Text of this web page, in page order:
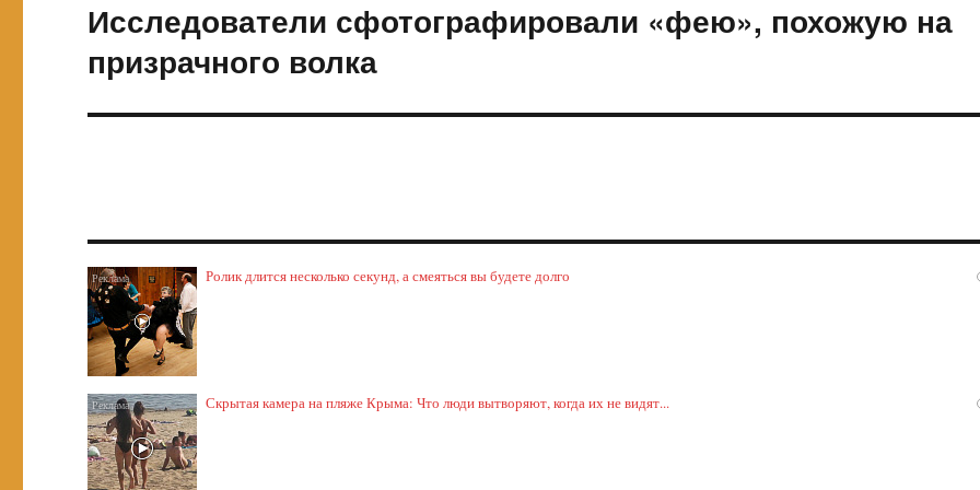
Следующая
Исследователи сфотографировали «фею», похожую на
призрачного волка
Ролик длится несколько секунд, а смеяться вы будете долго
Скрытая камера на пляже Крыма: Что люди вытворяют, когда их не видят...